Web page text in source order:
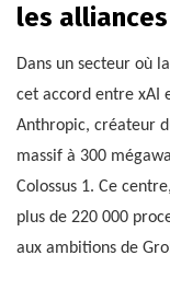
les alliances
Dans un secteur où
cet accord entre xAI
Anthropic, créateur
massif à 300
Colossus 1. Ce
plus de 220 000
aux ambitions de